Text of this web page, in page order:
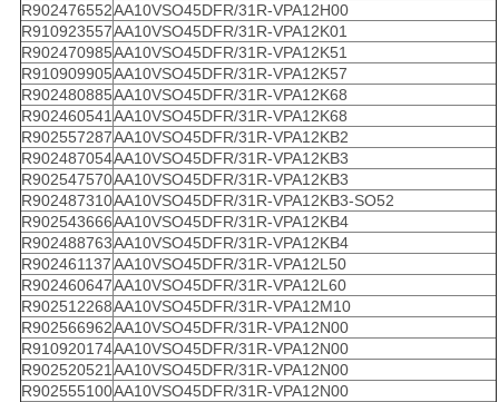
R902476552AA10VSO45DFR/31R-VPA12H00
R910923557AA10VSO45DFR/31R-VPA12K01
R902470985AA10VSO45DFR/31R-VPA12K51
R910909905AA10VSO45DFR/31R-VPA12K57
R902480885AA10VSO45DFR/31R-VPA12K68
R902460541AA10VSO45DFR/31R-VPA12K68
R902557287AA10VSO45DFR/31R-VPA12KB2
R902487054AA10VSO45DFR/31R-VPA12KB3
R902547570AA10VSO45DFR/31R-VPA12KB3
R902487310AA10VSO45DFR/31R-VPA12KB3-SO52
R902543666AA10VSO45DFR/31R-VPA12KB4
R902488763AA10VSO45DFR/31R-VPA12KB4
R902461137AA10VSO45DFR/31R-VPA12L50
R902460647AA10VSO45DFR/31R-VPA12L60
R902512268AA10VSO45DFR/31R-VPA12M10
R902566962AA10VSO45DFR/31R-VPA12N00
R910920174AA10VSO45DFR/31R-VPA12N00
R902520521AA10VSO45DFR/31R-VPA12N00
R902555100AA10VSO45DFR/31R-VPA12N00